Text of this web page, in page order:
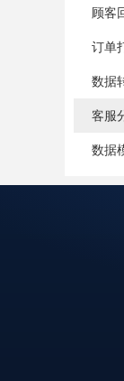
顾客
订单
数据
客服
数据